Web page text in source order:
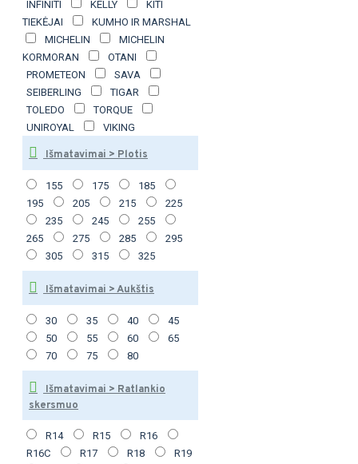
INFINITI
KELLY
KITI
TIEKĖJAI
KUMHO IR MARSHAL
MICHELIN
MICHELIN
KORMORAN
OTANI
PROMETEON
SAVA
SEIBERLING
TIGAR
TOLEDO
TORQUE
UNIROYAL
VIKING
Išmatavimai > Plotis
155 175
185
195
205 215
225
235
245
255
265
275 285
295
305
315 325
Išmatavimai > Aukštis
30 35 40
45
50
55 60
65
70
75 80
Išmatavimai > Ratlankio
skersmuo
R14 R15
R16
R16C
R17 R18
R19